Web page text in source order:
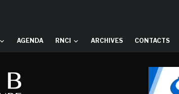
AGENDA RNCI ARCHIVES CONTACTS